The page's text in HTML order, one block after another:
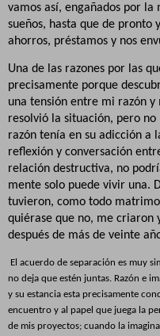
vamos así, engañados por la
sueños, hasta que de pronto
ahorros, préstamos y nos
Una de las razones por las
precisamente porque
una tensión entre mi razón
resolvió la situación, pero
razón tenía en su adicción a
reflexión y conversación
relación destructiva, no
mente solo puede vivir una.
tuvieron, como todo
quiérase que no, me criaron
después de más de veinte
El acuerdo de separación es muy
no deja que estén juntas. Razón e
y su estancia esta precisamente
encuentro y al papel que juega la
de mis proyectos; cuando la